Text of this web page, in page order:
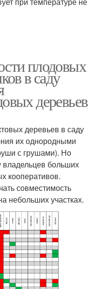
плодовых
в саду
деревьев
деревьев в саду
их однородными
с грушами). Но
владельцев больших
кооперативов.
совместимость
небольших участках.